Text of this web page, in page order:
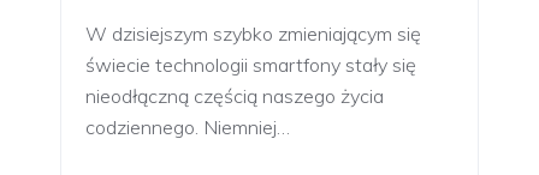
W dzisiejszym szybko zmieniającym się
świecie technologii smartfony stały się
nieodłączną częścią naszego życia
codziennego. Niemniej…